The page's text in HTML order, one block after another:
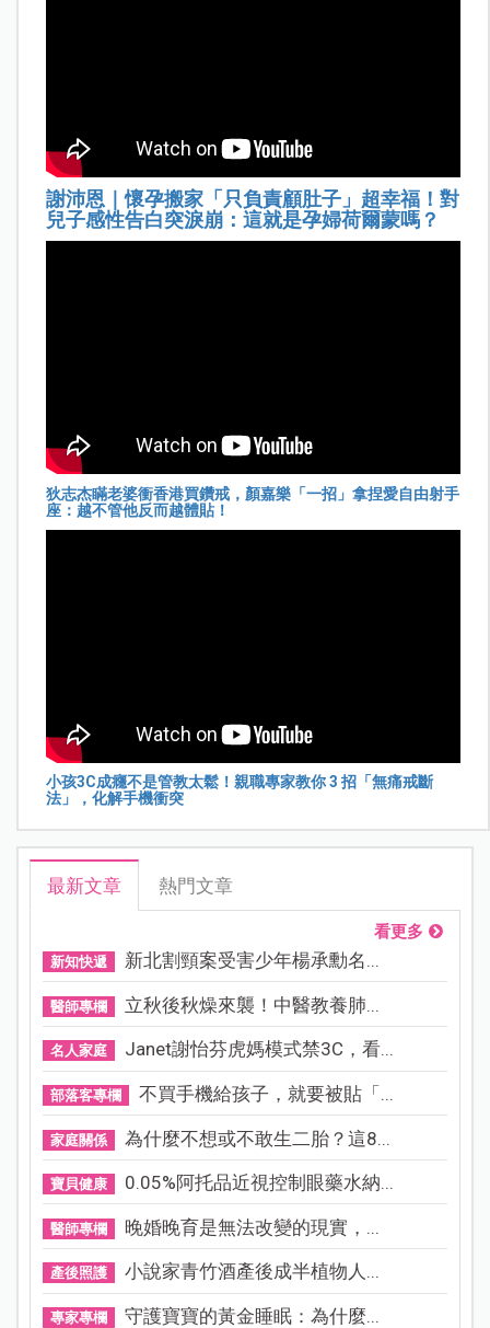
謝沛恩｜懷孕搬家「只負責顧肚子」超幸福！對
兒子感性告白突淚崩：這就是孕婦荷爾蒙嗎？
狄志杰瞞老婆衝香港買鑽戒，顏嘉樂「一招」拿捏愛自由射手
座：越不管他反而越體貼！
小孩3C成癮不是管教太鬆！親職專家教你 3 招「無痛戒斷
法」，化解手機衝突
最新文章 熱門文章
看更多
新知快遞 新北割頸案受害少年楊承勳名...
醫師專欄 立秋後秋燥來襲！中醫教養肺...
名人家庭 Janet謝怡芬虎媽模式禁3C，看...
部落客專欄 不買手機給孩子，就要被貼「...
家庭關係 為什麼不想或不敢生二胎？這8...
寶貝健康 0.05%阿托品近視控制眼藥水納...
醫師專欄 晚婚晚育是無法改變的現實，...
產後照護 小說家青竹酒產後成半植物人...
專家專欄 守護寶寶的黃金睡眠：為什麼...